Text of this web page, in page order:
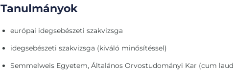
Tanulmányok
európai idegsebészeti szakvizsga
idegsebészeti szakvizsga (kiváló minősítéssel)
Semmelweis Egyetem, Általános Orvostudományi Kar (cum